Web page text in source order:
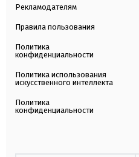
Рекламодателям
Правила пользования
Политика
конфиденциальности
Политика использования
искусственного интеллекта
Политика
конфиденциальности